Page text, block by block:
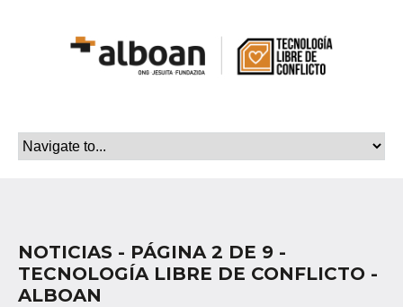
NOTICIAS - PÁGINA 2 DE 9 -
TECNOLOGÍA LIBRE DE CONFLICTO -
ALBOAN